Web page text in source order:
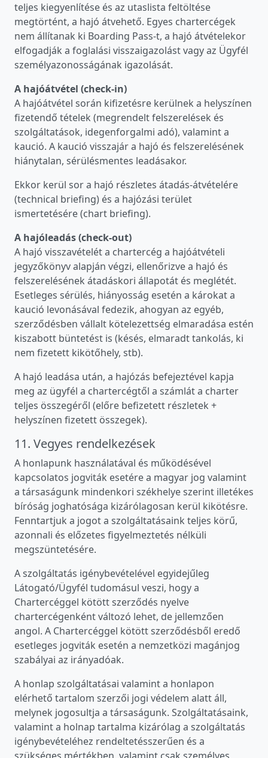
teljes kiegyenlítése és az utaslista feltöltése
megtörtént, a hajó átvehető. Egyes chartercégek
nem állítanak ki Boarding Pass-t, a hajó átvételekor
elfogadják a foglalási visszaigazolást vagy az Ügyfél
személyazonosságának igazolását.
A hajóátvétel (check-in)
A hajóátvétel során kifizetésre kerülnek a helyszínen
fizetendő tételek (megrendelt felszerelések és
szolgáltatások, idegenforgalmi adó), valamint a
kaució. A kaució visszajár a hajó és felszerelésének
hiánytalan, sérülésmentes leadásakor.
Ekkor kerül sor a hajó részletes átadás-átvételére
(technical briefing) és a hajózási terület
ismertetésére (chart briefing).
A hajóleadás (check-out)
A hajó visszavételét a chartercég a hajóátvételi
jegyzőkönyv alapján végzi, ellenőrizve a hajó és
felszerelésének átadáskori állapotát és meglétét.
Esetleges sérülés, hiányosság esetén a károkat a
kaució levonásával fedezik, ahogyan az egyéb,
szerződésben vállalt kötelezettség elmaradása estén
kiszabott büntetést is (késés, elmaradt tankolás, ki
nem fizetett kikötőhely, stb).
A hajó leadása után, a hajózás befejeztével kapja
meg az ügyfél a chartercégtől a számlát a charter
teljes összegéről (előre befizetett részletek +
helyszínen fizetett összegek).
11. Vegyes rendelkezések
A honlapunk használatával és működésével
kapcsolatos jogviták esetére a magyar jog valamint
a társaságunk mindenkori székhelye szerint illetékes
bíróság joghatósága kizárólagosan kerül kikötésre.
Fenntartjuk a jogot a szolgáltatásaink teljes körű,
azonnali és előzetes figyelmeztetés nélküli
megszüntetésére.
A szolgáltatás igénybevételével egyidejűleg
Látogató/Ügyfél tudomásul veszi, hogy a
Chartercéggel kötött szerződés nyelve
chartercégenként változó lehet, de jellemzően
angol. A Chartercéggel kötött szerződésből eredő
esetleges jogviták esetén a nemzetközi magánjog
szabályai az irányadóak.
A honlap szolgáltatásai valamint a honlapon
elérhető tartalom szerzői jogi védelem alatt áll,
melynek jogosultja a társaságunk. Szolgáltatásaink,
valamint a holnap tartalma kizárólag a szolgáltatás
igénybevételéhez rendeltetésszerűen és a